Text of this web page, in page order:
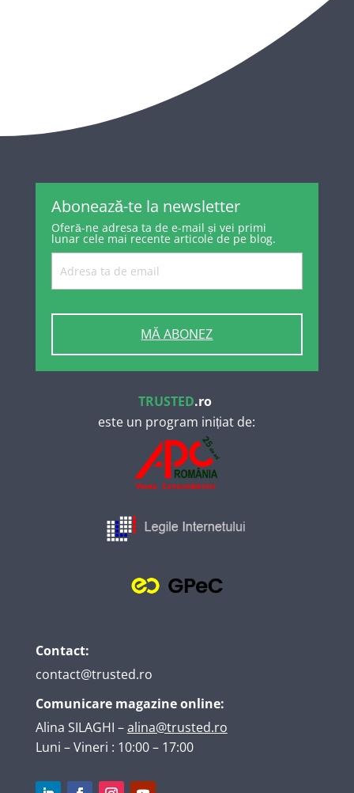
Abonează-te la newsletter
Oferă-ne adresa ta de e-mail și vei primi
lunar cele mai recente articole de pe blog.
MĂ ABONEZ
TRUSTED.ro
este un program inițiat de:
Contact:
contact@trusted.ro
Comunicare magazine online:
Alina SILAGHI –alina@trusted.ro
Luni – Vineri : 10:00 – 17:00